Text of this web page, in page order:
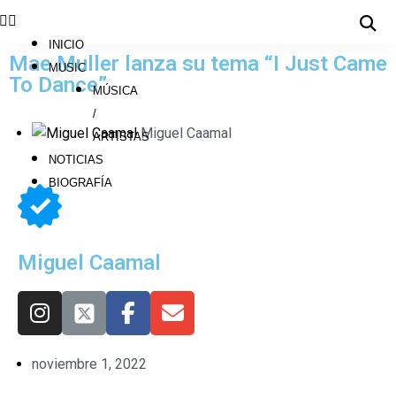
INICIO
MUSIC
MÚSICA
/
ARTISTAS
NOTICIAS
BIOGRAFÍA
Mae Muller lanza su tema “I Just Came
To Dance”
Miguel Caamal
Miguel Caamal
noviembre 1, 2022